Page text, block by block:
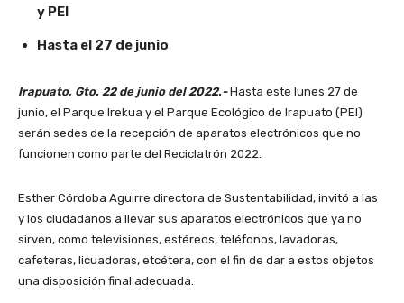
y PEI
Hasta el 27 de junio
Irapuato, Gto. 22 de junio del 2022.-Hasta este lunes 27 de
junio, el Parque Irekua y el Parque Ecológico de Irapuato (PEI)
serán sedes de la recepción de aparatos electrónicos que no
funcionen como parte del Reciclatrón 2022.
Esther Córdoba Aguirre directora de Sustentabilidad, invitó a las
y los ciudadanos a llevar sus aparatos electrónicos que ya no
sirven, como televisiones, estéreos, teléfonos, lavadoras,
cafeteras, licuadoras, etcétera, con el fin de dar a estos objetos
una disposición final adecuada.